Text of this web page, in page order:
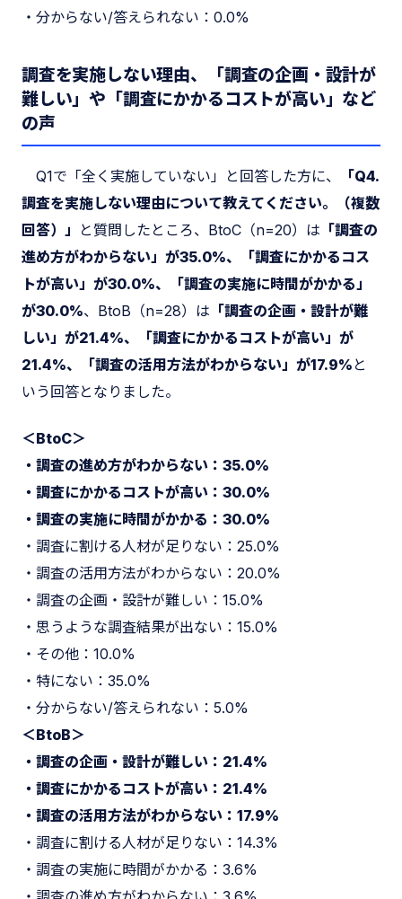
・分からない/答えられない：0.0%
調査を実施しない理由、「調査の企画・設計が
難しい」や「調査にかかるコストが高い」など
の声
Q1で「全く実施していない」と回答した方に、
「Q4.
調査を実施しない理由について教えてください。（複数
回答）」
と質問したところ、BtoC（n=20）は 「調査の
進め方がわからない」が35.0%、「調査にかかるコス
トが高い」が30.0%、「調査の実施に時間がかかる」
が30.0%、BtoB（n=28）は 「調査の企画・設計が難
しい」が21.4%、「調査にかかるコストが高い」が
21.4%、「調査の活用方法がわからない」が17.9% と
いう回答となりました。
＜BtoC＞
・調査の進め方がわからない：35.0%
・調査にかかるコストが高い：30.0%
・調査の実施に時間がかかる：30.0%
・調査に割ける人材が足りない：25.0%
・調査の活用方法がわからない：20.0%
・調査の企画・設計が難しい：15.0%
・思うような調査結果が出ない：15.0%
・その他：10.0%
・特にない：35.0%
・分からない/答えられない：5.0%
＜BtoB＞
・調査の企画・設計が難しい：21.4%
・調査にかかるコストが高い：21.4%
・調査の活用方法がわからない：17.9%
・調査に割ける人材が足りない：14.3%
・調査の実施に時間がかかる：3.6%